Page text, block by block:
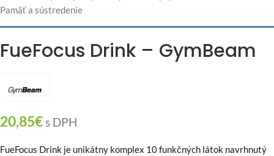
Pamäť a sústredenie
FueFocus Drink – GymBeam
20,85€s DPH
FueFocus Drink je unikátny komplex 10 funkčných látok navrhnutý